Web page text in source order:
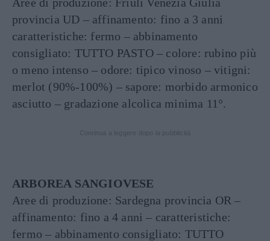
provincia UD – affinamento: fino a 3 anni
caratteristiche: fermo – abbinamento
consigliato: TUTTO PASTO – colore: rubino più
o meno intenso – odore: tipico vinoso – vitigni:
merlot (90%-100%) – sapore: morbido armonico
asciutto – gradazione alcolica minima 11°.
ARBOREA SANGIOVESE
Aree di produzione: Sardegna provincia OR –
affinamento: fino a 4 anni – caratteristiche:
fermo – abbinamento consigliato: TUTTO